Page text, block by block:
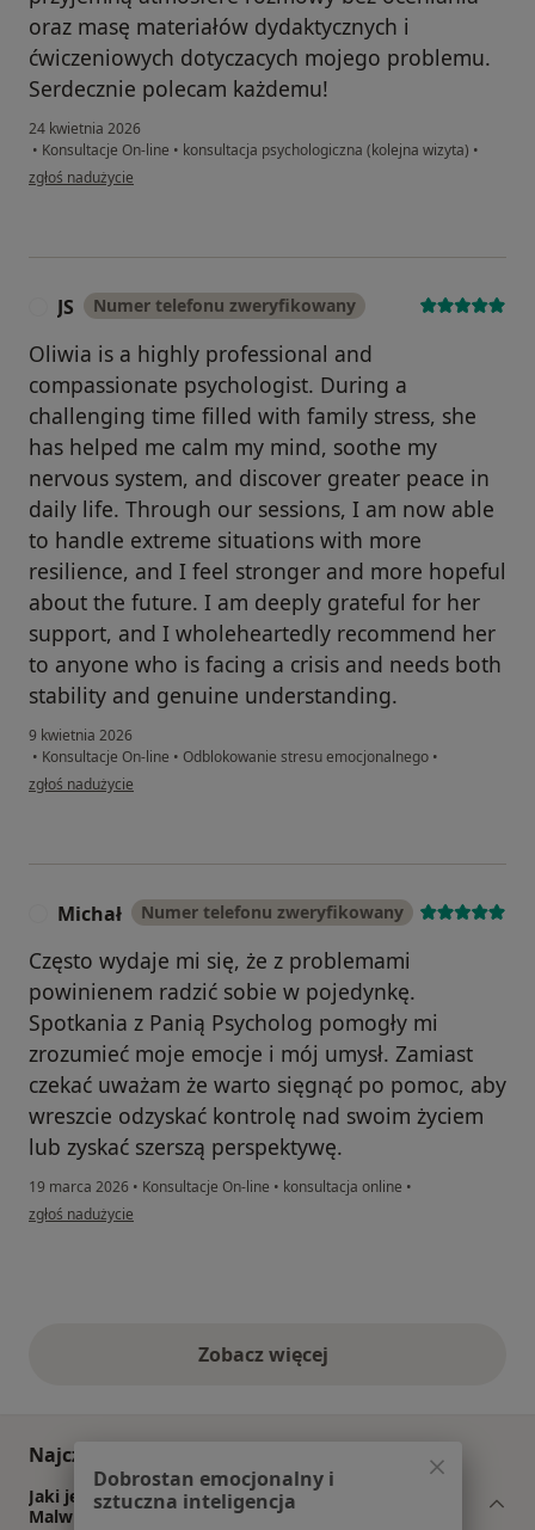
oraz masę materiałów dydaktycznych i
ćwiczeniowych dotyczacych mojego problemu.
Serdecznie polecam każdemu!
24 kwietnia 2026
• Konsultacje On-line • konsultacja psychologiczna (kolejna wizyta) •
w opinii użytkownika Kasia
zgłoś nadużycie
JS Numer telefonu zweryfikowany
Oliwia is a highly professional and
compassionate psychologist. During a
challenging time filled with family stress, she
has helped me calm my mind, soothe my
nervous system, and discover greater peace in
daily life. Through our sessions, I am now able
to handle extreme situations with more
resilience, and I feel stronger and more hopeful
about the future. I am deeply grateful for her
support, and I wholeheartedly recommend her
to anyone who is facing a crisis and needs both
stability and genuine understanding.
9 kwietnia 2026
• Konsultacje On-line • Odblokowanie stresu emocjonalnego •
w opinii użytkownika JS
zgłoś nadużycie
Michał Numer telefonu zweryfikowany
Często wydaje mi się, że z problemami
powinienem radzić sobie w pojedynkę.
Spotkania z Panią Psycholog pomogły mi
zrozumieć moje emocje i mój umysł. Zamiast
czekać uważam że warto sięgnąć po pomoc, aby
wreszcie odzyskać kontrolę nad swoim życiem
lub zyskać szerszą perspektywę.
19 marca 2026 • Konsultacje On-line • konsultacja online •
w opinii użytkownika Michał
zgłoś nadużycie
Zobacz więcejopinie powyżej
Najczęściej zadawane pytania
Jaki jest zakres porad oferowanych przez Oliwia
Malwina Kos?
Dobrostan emocjonalny i
sztuczna inteligencja